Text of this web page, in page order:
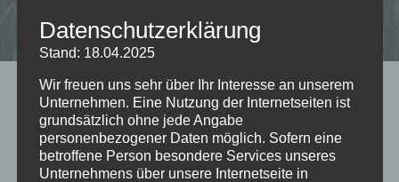
Kategorien
AUG. 2026
Zurzeit gibt es keine bevorstehenden
Datenschutzerklärung
Stand: 18.04.2025
Wir freuen uns sehr über Ihr Interesse an unserem
Unternehmen. Eine Nutzung der Internetseiten ist
grundsätzlich ohne jede Angabe
personenbezogener Daten möglich. Sofern eine
betroffene Person besondere Services unseres
Unternehmens über unsere Internetseite in